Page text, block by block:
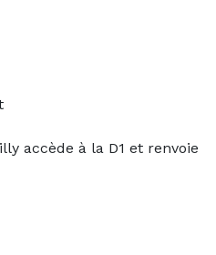
accède à la D1 et renvoie